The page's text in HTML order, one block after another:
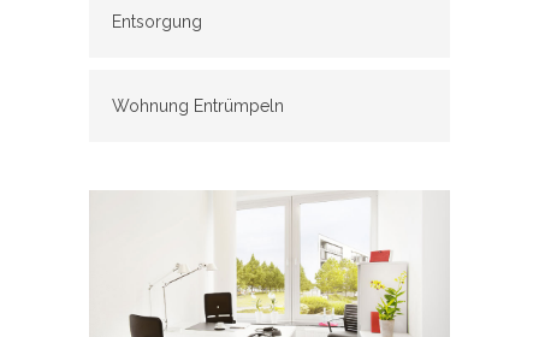
Entsorgung
Wohnung Entrümpeln